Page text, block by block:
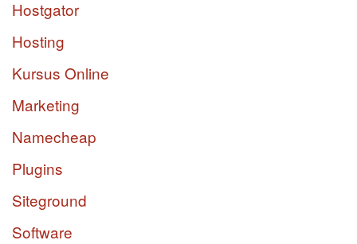
Hostgator
Hosting
Kursus Online
Marketing
Namecheap
Plugins
Siteground
Software